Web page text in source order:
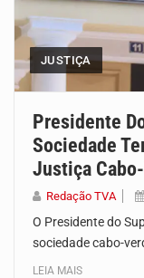
JUSTIÇA
Presidente
Sociedade
Justiça
Redação TVA
O Presidente do
sociedade cabo-
LEIA MAIS